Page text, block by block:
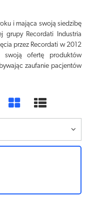
i mająca swoją siedzibę
grupy Recordati Industria
przez Recordati w 2012
swoją ofertę produktów
zaufanie pacjentów